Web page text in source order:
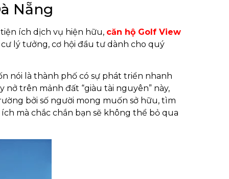
Nẵng
ích dịch vụ hiện hữu, căn hộ Golf View
lý tưởng, cơ hội đầu tư dành cho quý
nói là thành phố có sự phát triển nhanh
nở trên mảnh đất “giàu tài nguyên” này,
bởi số người mong muốn sở hữu, tìm
mà chắc chắn bạn sẽ không thể bỏ qua